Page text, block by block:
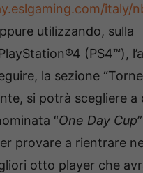
italy/
utilizzando, sulla
(PS4™),
la sezione
si potrà scegliere a
“One Day Cup
provare a rientrare
otto player che